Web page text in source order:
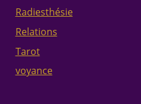
Radiesthésie
Relations
Tarot
voyance